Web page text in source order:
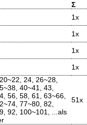
Σ
1x
1x
1x
1x
24, 26~28,
40~41, 43,
56, 58, 61, 63~66,
77~80, 82,
92, 100~101, ...als
51x